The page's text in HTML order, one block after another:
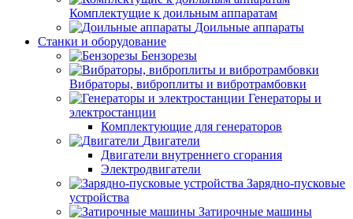
Комплектущие к доильным аппаратам
Доильные аппараты
Станки и оборудование
Бензорезы
Вибраторы, виброплиты и вибротрамбовки
Генераторы и
электростанции
Комплектующие для генераторов
Двигатели
Двигатели внутреннего сгорания
Электродвигатели
Зарядно-пусковые
устройства
Затирочные машины